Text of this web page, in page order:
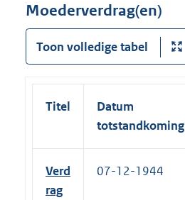
Moederverdrag(en)
Toon volledige tabel
Titel
Datum
totstandkoming
Verd
rag
07-12-1944